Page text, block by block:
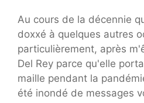
Au cours de la décennie
doxxé à quelques autres
particulièrement, après
Del Rey parce qu'elle
maille pendant la
été inondé de messages